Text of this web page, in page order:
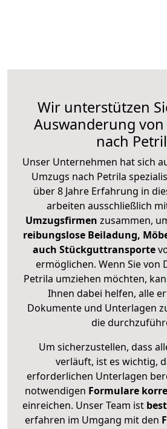
Wir unterstützen
Auswanderung
nach
Unser Unternehmen hat sich
Umzugs nach Petrila
über 8 Jahre Erfahrung in
arbeiten ausschließlich
Umzugsfirmen zusammen,
reibungslose Beiladung,
auch Stückguttransporte
ermöglichen. Wenn Sie von
Petrila umziehen möchten,
Ihnen dabei helfen, alle
Dokumente und Unterlagen
die
Um sicherzustellen, dass
verläuft, ist es wichtig,
erforderlichen Unterlagen
notwendigen Formulare
einreichen. Unser Team ist
erfahren im Umgang mit den